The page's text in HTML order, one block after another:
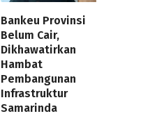
Bankeu Provinsi
Belum Cair,
Dikhawatirkan
Hambat
Pembangunan
Infrastruktur
Samarinda